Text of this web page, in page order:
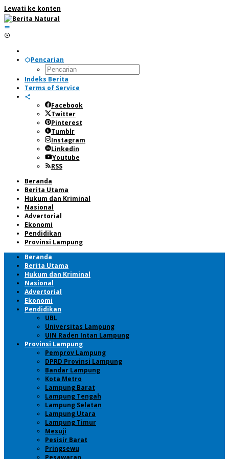
Lewati ke konten
Pencarian
Indeks Berita
Terms of Service
Facebook
Twitter
Pinterest
Tumblr
Instagram
Linkedin
Youtube
RSS
Beranda
Berita Utama
Hukum dan Kriminal
Nasional
Advertorial
Ekonomi
Pendidikan
Provinsi Lampung
Beranda
Berita Utama
Hukum dan Kriminal
Nasional
Advertorial
Ekonomi
Pendidikan
UBL
Universitas Lampung
UIN Raden Intan Lampung
Provinsi Lampung
Pemprov Lampung
DPRD Provinsi Lampung
Bandar Lampung
Kota Metro
Lampung Barat
Lampung Tengah
Lampung Selatan
Lampung Utara
Lampung Timur
Mesuji
Pesisir Barat
Pringsewu
Pesawaran